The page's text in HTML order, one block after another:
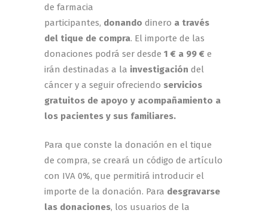
de farmacia
participantes, donando dinero a través
del tique de compra. El importe de las
donaciones podrá ser desde 1 € a 99 € e
irán destinadas a la investigación del
cáncer y a seguir ofreciendo servicios
gratuitos de apoyo y acompañamiento a
los pacientes y sus familiares.
Para que conste la donación en el tique
de compra, se creará un código de artículo
con IVA 0%, que permitirá introducir el
importe de la donación. Para desgravarse
las donaciones, los usuarios de la